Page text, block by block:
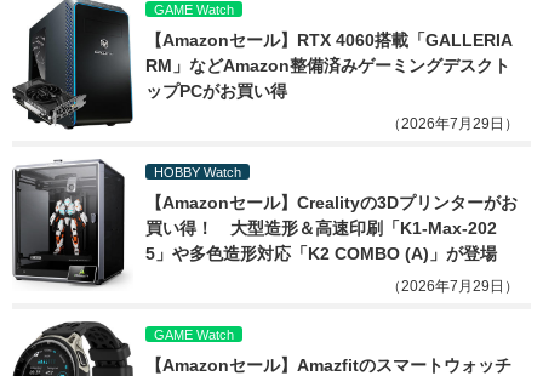
GAME Watch
【Amazonセール】RTX 4060搭載「GALLERIA
RM」などAmazon整備済みゲーミングデスクト
ップPCがお買い得
（2026年7月29日）
HOBBY Watch
【Amazonセール】Crealityの3Dプリンターがお
買い得！　大型造形＆高速印刷「K1-Max-202
5」や多色造形対応「K2 COMBO (A)」が登場
（2026年7月29日）
GAME Watch
【Amazonセール】Amazfitのスマートウォッチ